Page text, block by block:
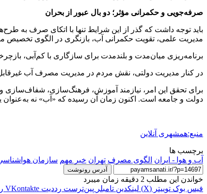
صرفه‌جویی و حکمرانی مؤثر؛ دو بال عبور از بحران
باید توجه داشت که گذر از این شرایط تنها با اتکای صرف به
مدیریت علمی، تقویت حکمرانی آب، بازنگری در الگوی تخصیص
برنامه‌ریزی میان‌مدت و بلندمدت برای سازگاری با کم‌آبی،
در کنار مدیریت دولتی، نقش مردم در مدیریت مصرف آب
برای تحقق این امر، نیازمند آموزش، فرهنگ‌سازی، شفاف‌سازی
دولت و جامعه است. اکنون زمان آن رسیده که «آب» نه به‌عنوان
منبع:همشهری آنلاین
برچسب ها
آب و هوا - ایران الگوی مصرف تهران خبر مهم سازمان
آدرس رونوشت
خواندن این مطلب 2 دقیقه زمان میبرد
فیس بوک توییتر (X) لینکدین ‫تامبلر ‫پین‌ترست ‫رددیت ‫VKontakte